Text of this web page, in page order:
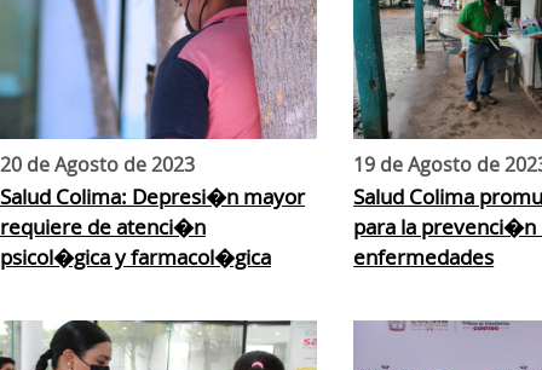
20 de Agosto de 2023
Salud Colima: Depresi�n mayor
requiere de atenci�n
psicol�gica y farmacol�gica
19 de Agosto de
Salud Colima
para la prevenci�n
enfermedades